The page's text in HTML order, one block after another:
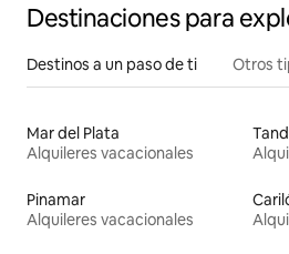
Destinaciones para
Destinos a un paso de ti Otros
Mar del Plata
Alquileres vacacionales
Pinamar
Alquileres vacacionales